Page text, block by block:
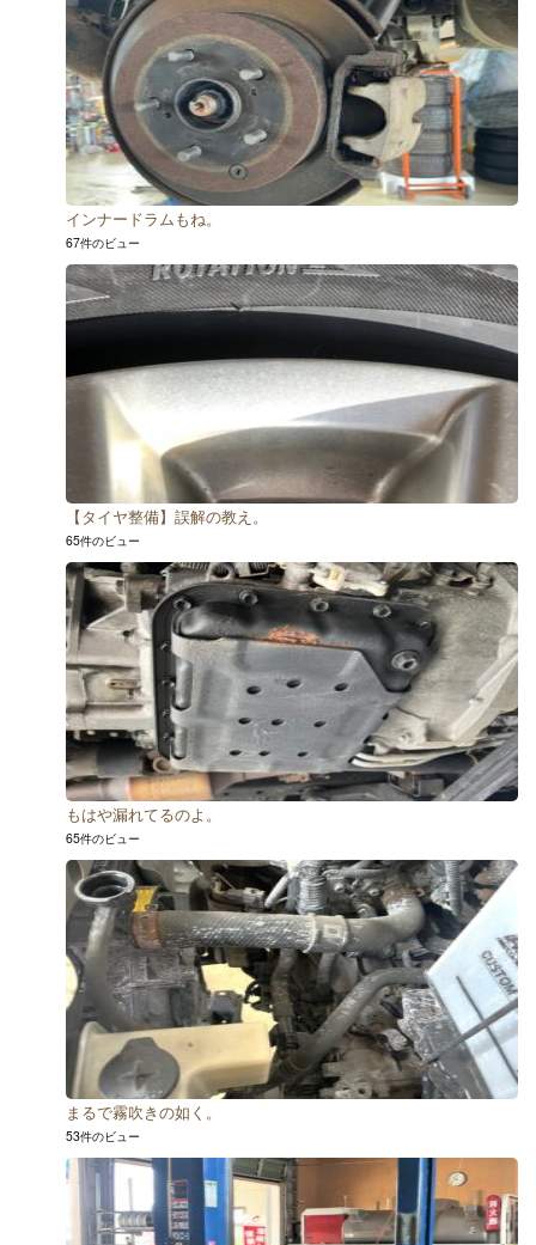
インナードラムもね。
67件のビュー
【タイヤ整備】誤解の教え。
65件のビュー
もはや漏れてるのよ。
65件のビュー
まるで霧吹きの如く。
53件のビュー